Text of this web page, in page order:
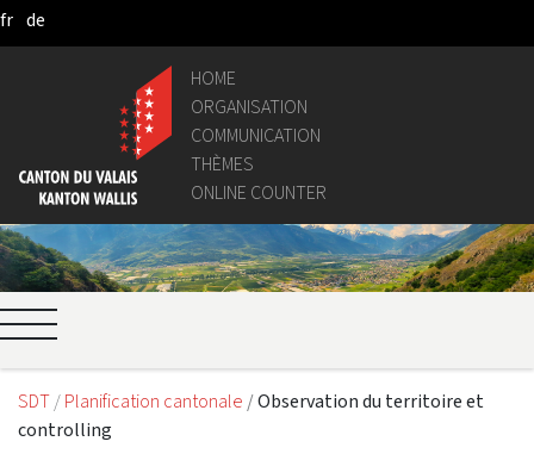
Skip to Main Content
fr de
HOME
ORGANISATION
COMMUNICATION
THÈMES
ONLINE COUNTER
SDT Planification cantonale
Observation du territoire et
controlling